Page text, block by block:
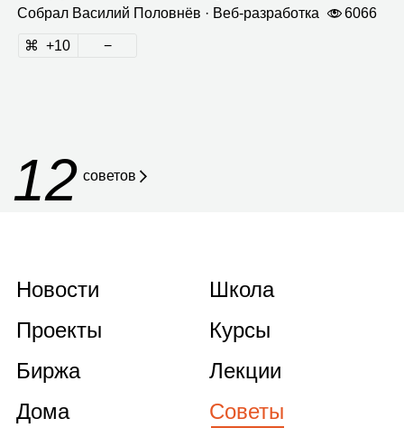
Собрал Васи­лий Полов­нёв · Веб‑раз­ра­ботка 6066
10
12 советов
Новости
Проекты
Биржа
Дома
Школа
Курсы
Лекции
Советы